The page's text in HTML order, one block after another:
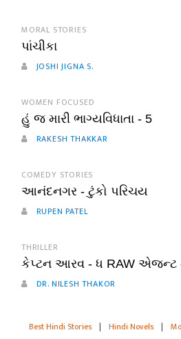
MORAL STORIES
પાંચીકા
JOSHI JIGNA S.
WOMEN FOCUSED
હું જ મારી ભાગ્યવિધાતા - 5
RAKESH THAKKAR
COMEDY STORIES
આનંદનગર - ટુંકો પરિચય
RUPEN PATEL
THRILLER
કેપ્ટન આરવ - ધ RAW એજન્ટ
DR. NILESH THAKOR
Best Hindi Stories | Hindi Novels |